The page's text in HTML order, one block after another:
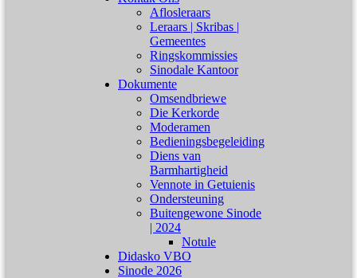
Aflosleraars
Leraars | Skribas |
Gemeentes
Ringskommissies
Sinodale Kantoor
Dokumente
Omsendbriewe
Die Kerkorde
Moderamen
Bedieningsbegeleiding
Diens van
Barmhartigheid
Vennote in Getuienis
Ondersteuning
Buitengewone Sinode
| 2024
Notule
Didasko VBO
Sinode 2026